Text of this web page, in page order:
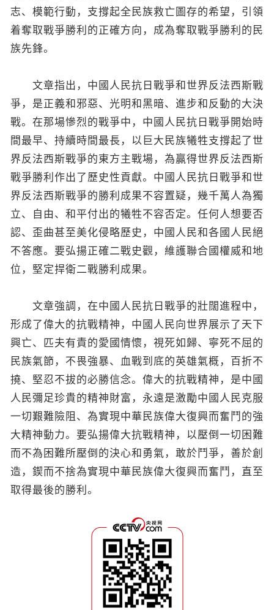
志、模範行動，支撐起全民族救亡圖存的希望，引領
着奪取戰爭勝利的正確方向，成為奪取戰爭勝利的民
族先鋒。
文章指出，中國人民抗日戰爭和世界反法西斯戰
爭，是正義和邪惡、光明和黑暗、進步和反動的大決
戰。在那場慘烈的戰爭中，中國人民抗日戰爭開始時
間最早、持續時間最長，以巨大民族犧牲支撐起了世
界反法西斯戰爭的東方主戰場，為贏得世界反法西斯
戰爭勝利作出了歷史性貢獻。中國人民抗日戰爭和世
界反法西斯戰爭的勝利成果不容置疑，幾千萬人為獨
立、自由、和平付出的犧牲不容否定。任何人想要否
認、歪曲甚至美化侵略歷史，中國人民和各國人民絕
不答應。要弘揚正確二戰史觀，維護聯合國權威和地
位，堅定捍衛二戰勝利成果。
文章強調，在中國人民抗日戰爭的壯闊進程中，
形成了偉大的抗戰精神，中國人民向世界展示了天下
興亡、匹夫有責的愛國情懷，視死如歸、寧死不屈的
民族氣節，不畏強暴、血戰到底的英雄氣概，百折不
撓、堅忍不拔的必勝信念。偉大的抗戰精神，是中國
人民彌足珍貴的精神財富，永遠是激勵中國人民克服
一切艱難險阻、為實現中華民族偉大復興而奮鬥的強
大精神動力。要弘揚偉大抗戰精神，以壓倒一切困難
而不為困難所壓倒的決心和勇氣，敢於鬥爭，善於創
造，鍥而不捨為實現中華民族偉大復興而奮鬥，直至
取得最後的勝利。